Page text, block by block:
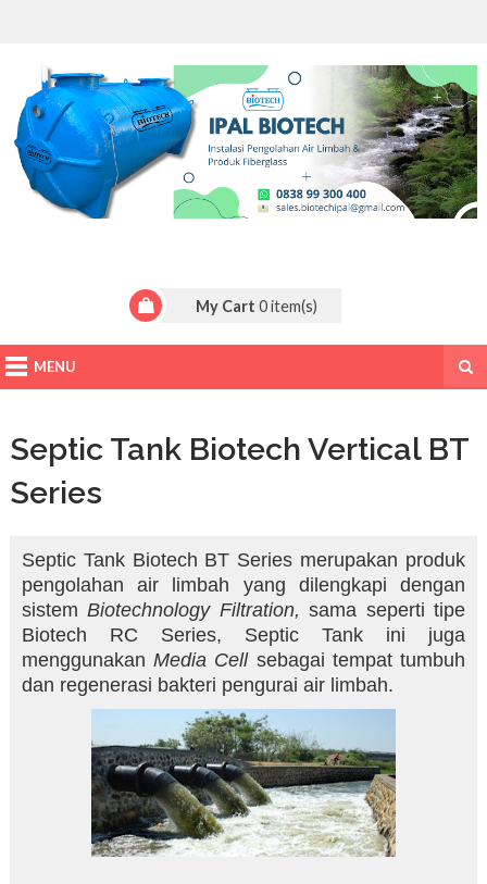
My Cart 0item(s)
MENU
Septic Tank Biotech Vertical BT
Series
Septic Tank Biotech BT Series merupakan produk
pengolahan air limbah yang dilengkapi dengan
sistemBiotechnology Filtration, sama seperti tipe
Biotech RC Series, Septic Tank ini juga
menggunakanMedia Cellsebagai tempat tumbuh
dan regenerasi bakteri pengurai air limbah.